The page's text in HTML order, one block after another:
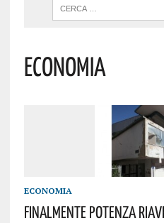
ECONOMIA
ECONOMIA
FINALMENTE POTENZA